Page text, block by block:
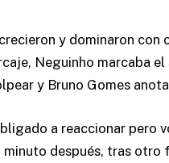
y dominaron
Neguinho marcaba
y Bruno Gomes
a reaccionar pero
minuto después, tras